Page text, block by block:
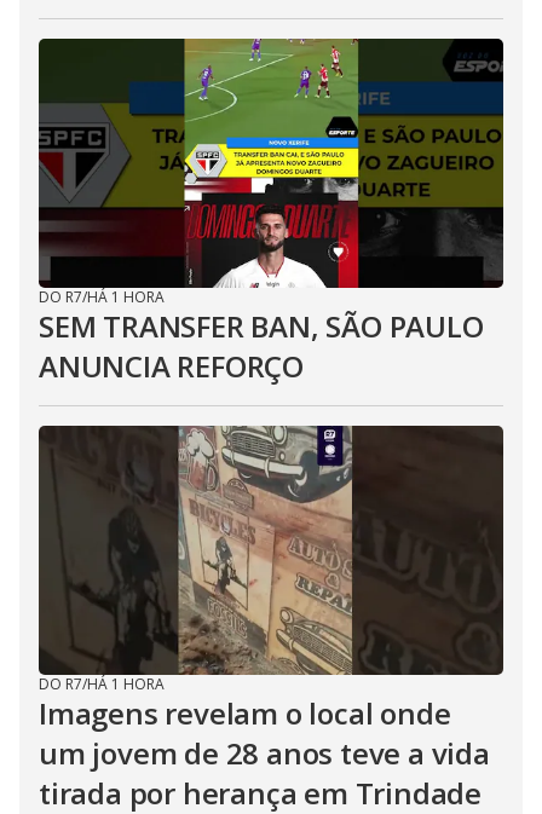
DO R7/HÁ 1 HORA
SEM TRANSFER BAN, SÃO PAULO
ANUNCIA REFORÇO
DO R7/HÁ 1 HORA
Imagens revelam o local onde
um jovem de 28 anos teve a vida
tirada por herança em Trindade